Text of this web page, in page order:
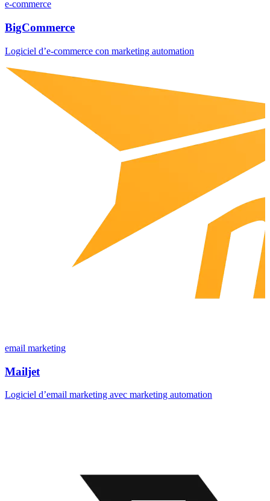
e-commerce
BigCommerce
Logiciel d’e-commerce con marketing automation
email marketing
Mailjet
Logiciel d’email marketing avec marketing automation